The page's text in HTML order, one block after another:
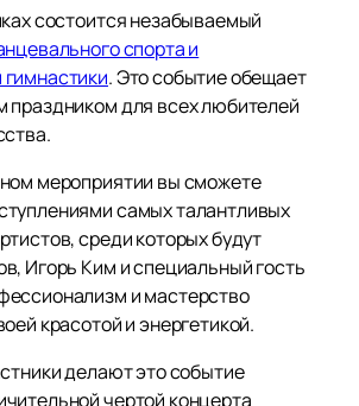
состоится незабываемый
спорта и
. Это событие обещает
праздником для всех любителей
мероприятии вы сможете
самых талантливых
среди которых будут
Игорь Ким и специальный гость
и мастерство
красотой и энергетикой.
делают это событие
чертой концерта